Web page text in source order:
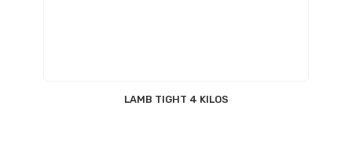
LAMB TIGHT 4 KILOS